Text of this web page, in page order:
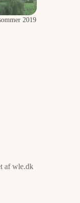
2019
afwle.dk